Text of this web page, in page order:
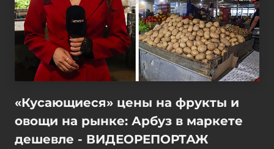
«Кусающиеся» цены на фрукты и
овощи на рынке: Арбуз в маркете
дешевле - ВИДЕОРЕПОРТАЖ